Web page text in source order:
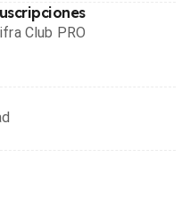
Club PRO